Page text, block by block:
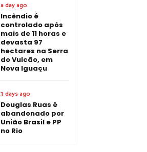
a day ago
Incêndio é
controlado após
mais de 11 horas e
devasta 97
hectares na Serra
do Vulcão, em
Nova Iguaçu
3 days ago
Douglas Ruas é
abandonado por
União Brasil e PP
no Rio